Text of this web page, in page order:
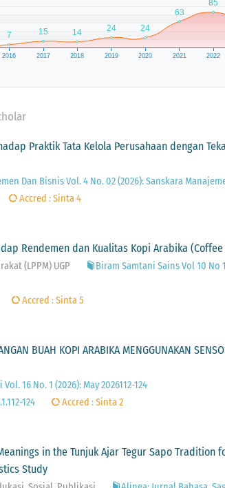
Praktik Tata Kelola Perusahaan dengan
Dan Bisnis Vol. 4 No. 02 (2026): Sanskara
Accred : Sinta 4
Rendemen dan Kualitas Kopi Arabika
(LPPM) UGP
Biram Samtani Sains Vol 10 No
Accred : Sinta 5
BUAH KOPI ARABIKA MENGGUNAKAN
16 No. 1 (2026): May 2026112-124
124 Accred : Sinta 2
in the Tunjuk Ajar Tegur Sapo Tradition
Study